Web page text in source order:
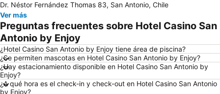
Dr. Néstor Fernández Thomas 83, San Antonio, Chile
Ver más
Preguntas frecuentes sobre Hotel Casino San
Antonio by Enjoy
¿Hotel Casino San Antonio by Enjoy tiene área de piscina?
¿Se permiten mascotas en Hotel Casino San Antonio by Enjoy?
¿Hay estacionamiento disponible en Hotel Casino San Antonio by
Enjoy?
¿A qué hora es el check-in y check-out en Hotel Casino San Antonio
by Enjoy?